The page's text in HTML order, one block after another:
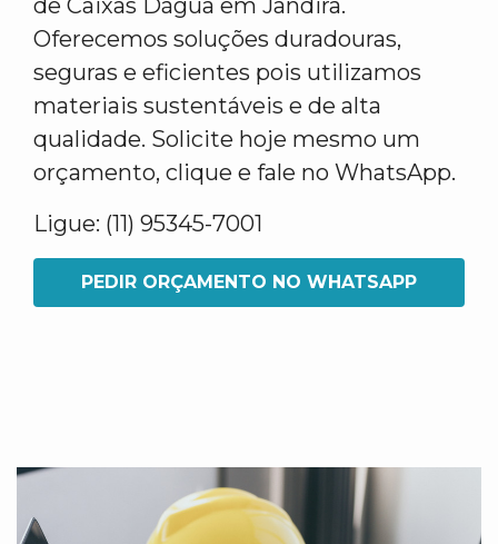
de Caixas Dágua em Jandira.
Oferecemos soluções duradouras,
seguras e eficientes pois utilizamos
materiais sustentáveis e de alta
qualidade. Solicite hoje mesmo um
orçamento, clique e fale no WhatsApp.
Ligue: (11) 95345-7001
PEDIR ORÇAMENTO NO WHATSAPP